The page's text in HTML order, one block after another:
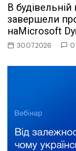
В будівельній
завершели
наMicrosoft
30.07.2026 0